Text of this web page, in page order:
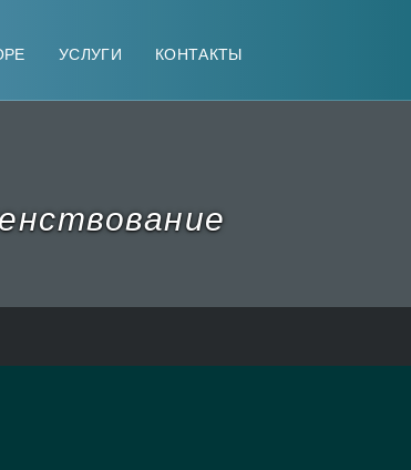
УСЛУГИ КОНТАКТЫ